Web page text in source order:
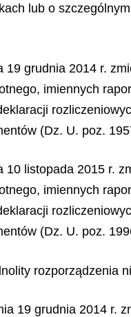
lub o
grudnia 2014 r.
imiennych
(Dz. U. poz.
listopada 2015 r.
imiennych
(Dz. U. poz.
rozporządzenia
19 grudnia 2014 r.